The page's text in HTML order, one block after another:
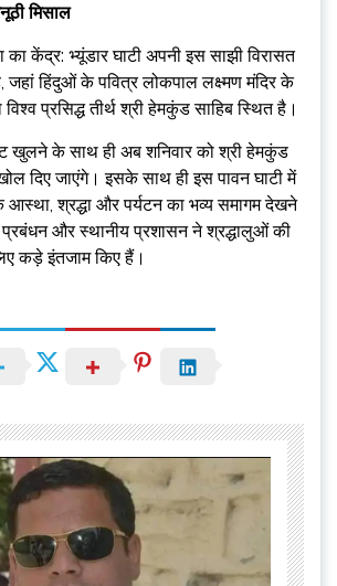
मिसाल
केंद्र: भ्यूंडार घाटी अपनी इस साझी विरासत
जहां हिंदुओं के पवित्र लोकपाल लक्ष्मण मंदिर के
प्रसिद्ध तीर्थ श्री हेमकुंड साहिब स्थित है।
खुलने के साथ ही अब शनिवार को श्री हेमकुंड
दिए जाएंगे। इसके साथ ही इस पावन घाटी में
आस्था, श्रद्धा और पर्यटन का भव्य समागम देखने
प्रबंधन और स्थानीय प्रशासन ने श्रद्धालुओं की
कड़े इंतजाम किए हैं।